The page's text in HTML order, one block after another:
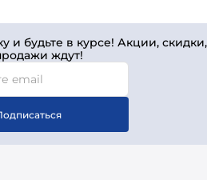
и будьте в курсе! Акции, скидки,
ждут!